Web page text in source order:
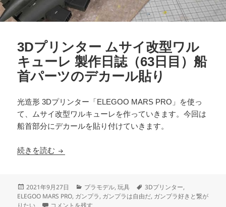
3Dプリンター ムサイ改型ワル
キューレ 製作日誌（63日目）船
首パーツのデカール貼り
光造形 3Dプリンター「ELEGOO MARS PRO」を使っ
て、ムサイ改型ワルキューレを作っていきます。今回は
船首部分にデカールを貼り付けていきます。
続きを読む 3Dプリンター ムサイ改型ワルキューレ 製作日
投
稿
日:
2021年9月27日
カ
テ
ゴ
プラモデル,玩具
タ
グ
3Dプリンター,
ELEGOO MARS PRO, ガンプラ, ガンプラは自由だ, ガンプラ好きと繋が
りたい
3Dプリンター ムサイ改型ワルキューレ 製作日誌（63日目）船
コメントを残す